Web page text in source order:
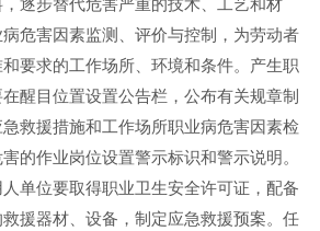
逐步替代危害严重的技术、工艺和材
危害因素监测、评价与控制，为劳动者
要求的工作场所、环境和条件。产生职
醒目位置设置公告栏，公布有关规章制
救援措施和工作场所职业病危害因素检
的作业岗位设置警示标识和警示说明。
单位要取得职业卫生安全许可证，配备
援器材、设备，制定应急救援预案。任